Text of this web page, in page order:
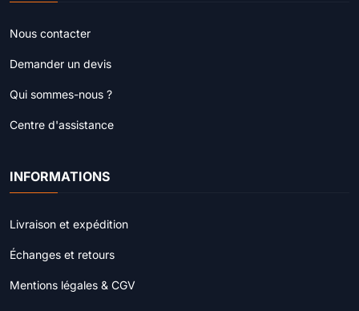
Nous contacter
Demander un devis
Qui sommes-nous ?
Centre d'assistance
INFORMATIONS
Livraison et expédition
Échanges et retours
Mentions légales & CGV